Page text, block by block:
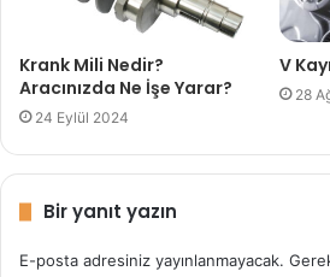
Krank Mili Nedir?
Aracınızda Ne İşe Yarar?
24 Eylül 2024
V
28
Bir yanıt yazın
E-posta adresiniz yayınlanmayacak.